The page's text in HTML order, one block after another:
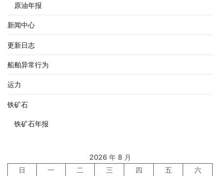
原油年报
新闻中心
更新日志
船舶异常行为
运力
铁矿石
铁矿石年报
2026 年 8 月
日
一 二 三 四 五
六